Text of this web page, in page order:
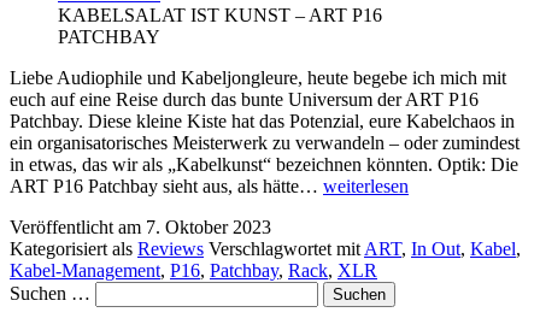
KABELSALAT IST KUNST – ART P16
PATCHBAY
Liebe Audiophile und Kabeljongleure, heute begebe ich mich mit
euch auf eine Reise durch das bunte Universum der ART P16
Patchbay. Diese kleine Kiste hat das Potenzial, eure Kabelchaos in
ein organisatorisches Meisterwerk zu verwandeln – oder zumindest
in etwas, das wir als „Kabelkunst“ bezeichnen könnten. Optik: Die
ART P16 Patchbay sieht aus, als hätte… KABELSALAT
–
ART
P16
weiterlesen
Veröffentlicht am 7. Oktober 2023
Kategorisiert als Reviews Verschlagwortet mit ART, In Out, Kabel,
Kabel-Management, P16, Patchbay, Rack, XLR
Suchen …